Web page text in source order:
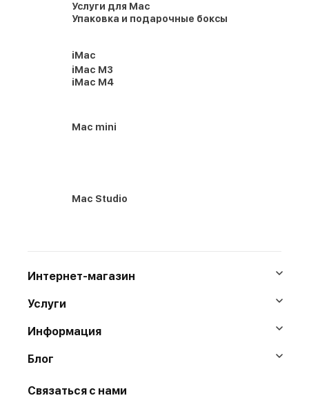
Услуги для Mac
Упаковка и подарочные боксы
iMac
iMac M3
iMac M4
Mac mini
Mac Studio
Интернет-магазин
Услуги
Информация
Блог
Связаться с нами